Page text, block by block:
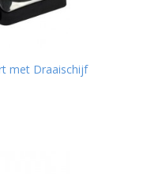
met Draaischijf